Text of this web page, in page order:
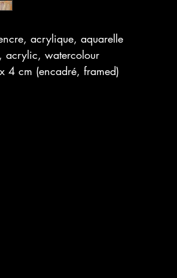
acrylique, aquarelle
acrylic, watercolour
4 cm (encadré, framed)